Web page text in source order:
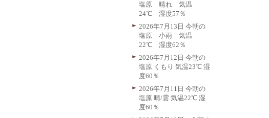
塩原 晴れ 気温
24℃ 湿度57％
2026年7月13日 今朝の
塩原 小雨 気温
22℃ 湿度62％
2026年7月12日 今朝の
塩原 くもり 気温23℃ 湿
度60％
2026年7月11日 今朝の
塩原 晴/雲 気温22℃ 湿
度60％